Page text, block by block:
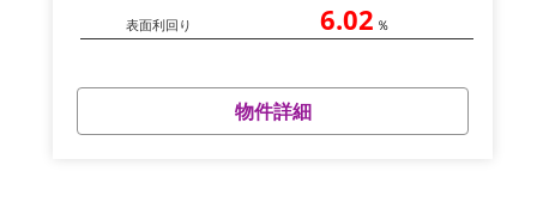
表面利回り 6.02 ％
物件詳細